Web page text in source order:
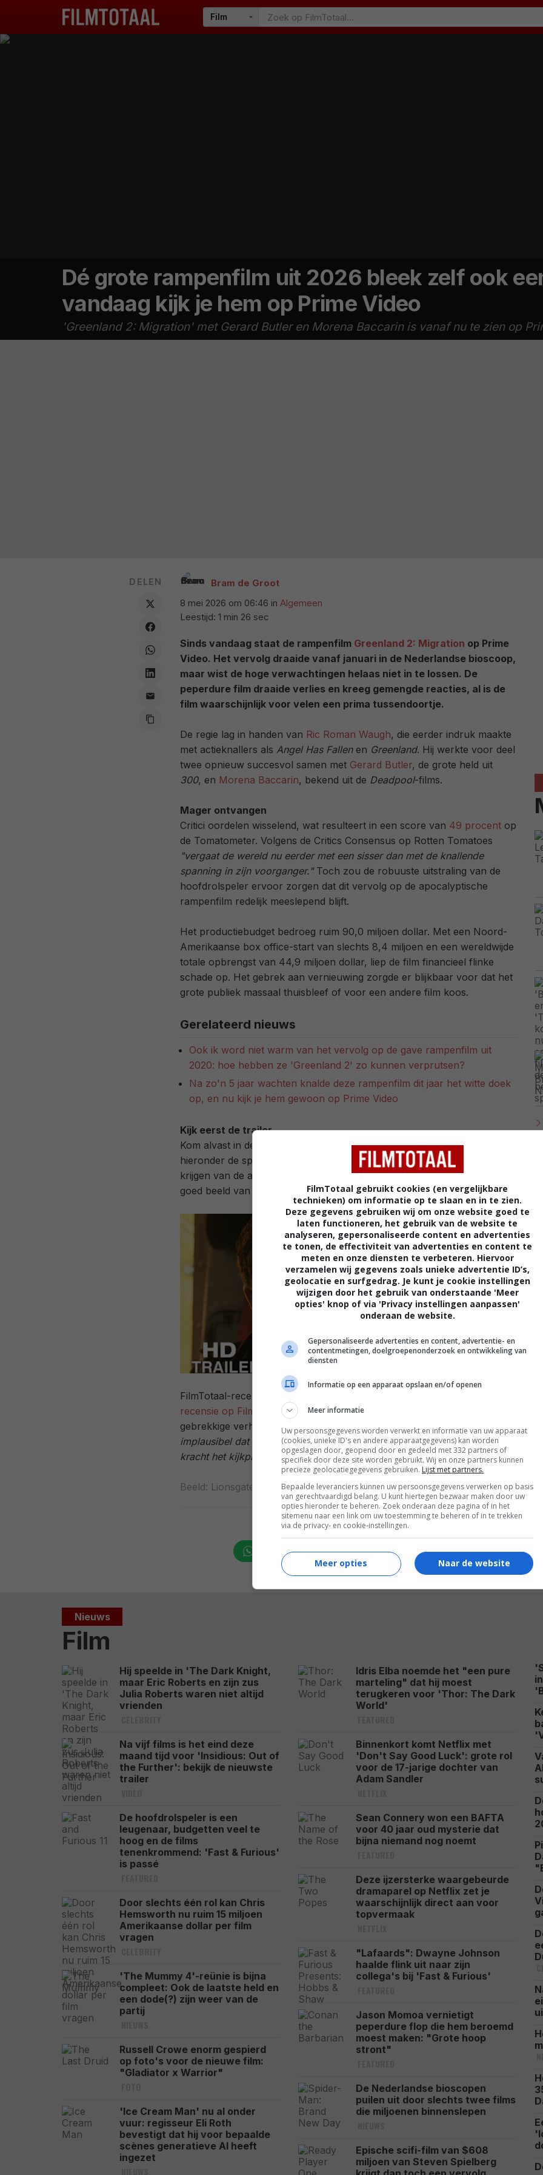
Dé grote rampenfilm uit 2026 bleek zelf ook
vandaag kijk je hem op Prime Video
'Greenland 2: Migration' met Gerard Butler en Morena Baccarin is vanaf nu te zien op
Bram de Groot
8 mei 2026 om 06:46 in Algemeen
Leestijd: 1 min 26 sec
Sinds vandaag staat de rampenfilm Greenland 2: Migration op Prime
Video. Het vervolg draaide vanaf januari in de Nederlandse bioscoop,
maar wist de hoge verwachtingen helaas niet in te lossen. De
peperdure film draaide verlies en kreeg gemengde reacties, al is de
film waarschijnlijk voor velen een prima tussendoortje.
De regie lag in handen van Ric Roman Waugh, die eerder indruk maakte
met actieknallers als Angel Has Fallenen Greenland. Hij werkte voor deel
twee opnieuw succesvol samen met Gerard Butler, de grote held uit
300, en Morena Baccarin, bekend uit de Deadpool-films.
Mager ontvangen
Critici oordelen wisselend, wat resulteert in een score van 49 procent op
de Tomatometer. Volgens de Critics Consensus op Rotten Tomatoes
"vergaat de wereld nu eerder met een sisser dan met de knallende
spanning in zijn voorganger."Toch zou de robuuste uitstraling van de
hoofdrolspeler ervoor zorgen dat dit vervolg op de apocalyptische
rampenfilm redelijk meeslepend blijft.
Het productiebudget bedroeg ruim 90,0 miljoen dollar. Met een Noord-
Amerikaanse box office-start van slechts 8,4 miljoen en een wereldwijde
totale opbrengst van 44,9 miljoen dollar, liep de film financieel flinke
schade op. Het gebrek aan vernieuwing zorgde er blijkbaar voor dat het
grote publiek massaal thuisbleef of voor een andere film koos.
Gerelateerd nieuws
Ook ik word niet warm van het vervolg op de gave rampenfilm uit
2020: hoe hebben ze 'Greenland 2' zo kunnen verprutsen?
Na zo'n 5 jaar wachten knalde deze rampenfilm dit jaar het witte doek
op, en nu kijk je hem gewoon op Prime Video
Kijk eerst de trailer
Kom alvast in de juiste stemming voordat de film online verschijnt. Bekijk
hieronder de spectaculaire officiële trailer om een eerste indruk te
krijgen van de actie en de verwoestende stormen. Dit geeft je direct een
goed beeld van het naderende onheil.
FilmTotaal-recensent Terence Shea was kritisch in zijn uitgebreide
recensie op FilmTotaal . Hij concludeerde het volgende over de
gebrekkige verhaallijn: "De film biedt vermakelijk spektakel, maar is zó
implausibel dat het uiteindelijk storend wordt en met terugwerkende
kracht het kijkplezier ondermijnt."Oordeel vooral zelf vanaf de bank.
Beeld: Lionsgate
VOLG FILMTOTAAL
WhatsApp Google Nieuws Facebook
DELEN
Nieuws
Film
Hij speelde in 'The Dark Knight,
maar Eric Roberts en zijn zus
Julia Roberts waren niet altijd
vrienden
Na vijf films is het eind deze
maand tijd voor 'Insidious: Out of
the Further': bekijk de nieuwste
trailer
De hoofdrolspeler is een
leugenaar, budgetten veel te
hoog en de films
tenenkrommend: 'Fast & Furious'
is passé
Door slechts één rol kan Chris
Hemsworth nu ruim 15 miljoen
Amerikaanse dollar per film
vragen
'The Mummy 4'-reünie is bijna
compleet: Ook de laatste held en
een dode(?) zijn weer van de
partij
Russell Crowe enorm gespierd
op foto's voor de nieuwe film:
"Gladiator x Warrior"
'Ice Cream Man' nu al onder
vuur: regisseur Eli Roth
bevestigt dat hij voor bepaalde
scènes generatieve AI heeft
ingezet
Idris Elba noemde het "een pure
marteling" dat hij moest
terugkeren voor 'Thor: The Dark
World'
Binnenkort komt Netflix met
'Don't Say Good Luck': grote rol
voor de 17-jarige dochter van
Adam Sandler
Sean Connery won een BAFTA
voor 40 jaar oud mysterie dat
bijna niemand nog noemt
Deze ijzersterke waargebeurde
dramaparel op Netflix zet je
waarschijnlijk direct aan voor
topvermaak
"Lafaards": Dwayne Johnson
haalde flink uit naar zijn
collega's bij 'Fast & Furious'
Jason Momoa vernietigt
peperdure flop die hem beroemd
moest maken: "Grote hoop
stront"
De Nederlandse bioscopen
puilen uit door slechts twee films
die miljoenen binnenslepen
Epische scifi-film van $608
miljoen van Steven Spielberg
FilmTotaal gebruikt cookies (en vergelijkbare
technieken) om informatie op te slaan en in te zien.
Deze gegevens gebruiken wij om onze website goed te
laten functioneren, het gebruik van de website te
analyseren, gepersonaliseerde content en advertenties
te tonen, de effectiviteit van advertenties en content te
meten en onze diensten te verbeteren. Hiervoor
verzamelen wij gegevens zoals unieke advertentie ID’s,
geolocatie en surfgedrag. Je kunt je cookie instellingen
wijzigen door het gebruik van onderstaande 'Meer
opties' knop of via 'Privacy instellingen aanpassen'
onderaan de website.
Gepersonaliseerde advertenties en content, advertentie- en
contentmetingen, doelgroepenonderzoek en ontwikkeling van
diensten
Informatie op een apparaat opslaan en/of openen
Meer informatie
Uw persoonsgegevens worden verwerkt en informatie van uw apparaat
(cookies, unieke ID's en andere apparaatgegevens) kan worden
opgeslagen door, geopend door en gedeeld met 332 partners of
specifiek door deze site worden gebruikt. Wij en onze partners kunnen
precieze geolocatiegegevens gebruiken. Lijst met partners.
Bepaalde leveranciers kunnen uw persoonsgegevens verwerken op basis
van gerechtvaardigd belang. U kunt hiertegen bezwaar maken door uw
opties hieronder te beheren. Zoek onderaan deze pagina of in het
sitemenu naar een link om uw toestemming te beheren of in te trekken
via de privacy- en cookie-instellingen.
Naar de website
Meer opties